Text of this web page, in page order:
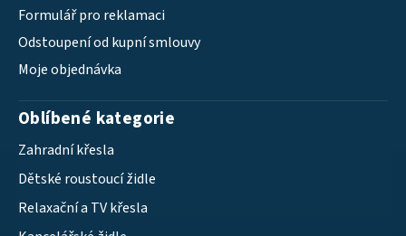
Formulář pro reklamaci
Odstoupení od kupní smlouvy
Moje objednávka
Oblíbené kategorie
Zahradní křesla
Dětské roustoucí židle
Relaxační a TV křesla